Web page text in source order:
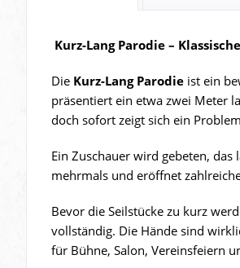
Kurz-Lang Parodie –
Die Kurz-Lang Parodie ist ein
präsentiert ein etwa zwei Meter
doch sofort zeigt sich ein
Ein Zuschauer wird gebeten,
mehrmals und eröffnet
Bevor die Seilstücke zu kurz
vollständig. Die Hände sind
für Bühne, Salon, Vereinsfeiern